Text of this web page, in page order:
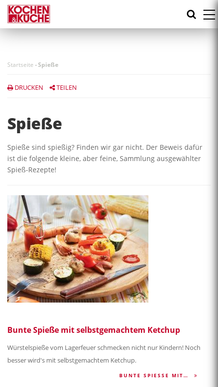
Direkt
zum
Inhalt
Startseite -Spieße
DRUCKEN TEILEN
Spieße
Spieße sind spießig? Finden wir gar nicht. Der Beweis dafür
ist die folgende kleine, aber feine, Sammlung ausgewählter
Spieß-Rezepte!
Bunte Spieße mit selbstgemachtem Ketchup
Würstelspieße vom Lagerfeuer schmecken nicht nur Kindern! Noch
besser wird's mit selbstgemachtem Ketchup.
BUNTE SPIESSE MIT…